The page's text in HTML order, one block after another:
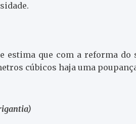
estima que com a reforma
cúbicos haja uma